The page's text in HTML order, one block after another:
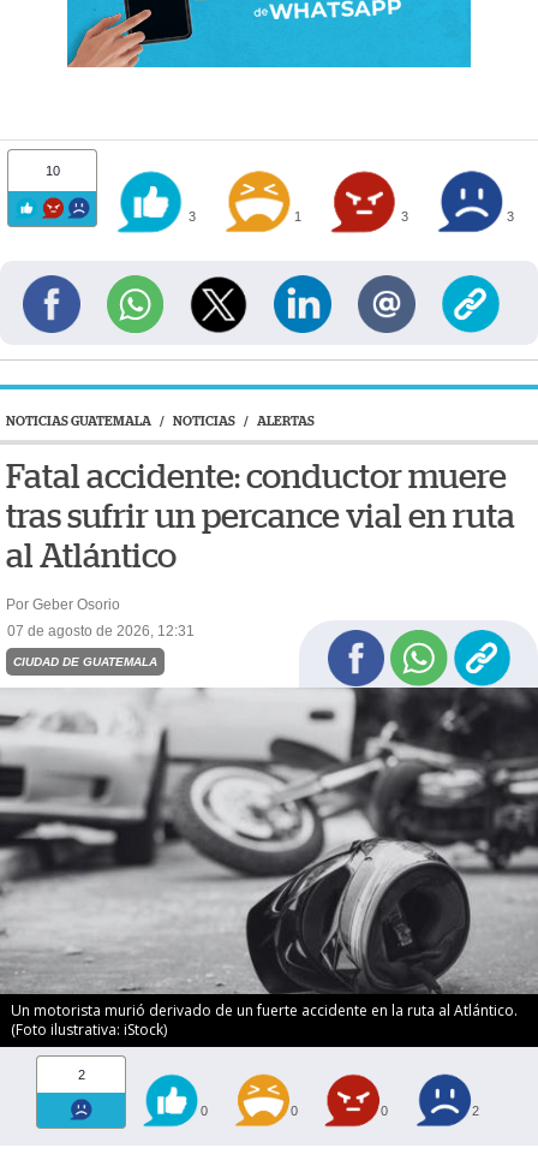
10
3 1 3 3
NOTICIAS GUATEMALA / NOTICIAS / ALERTAS
Fatal accidente: conductor muere
tras sufrir un percance vial en ruta
al Atlántico
Por Geber Osorio
07 de agosto de 2026, 12:31
CIUDAD DE GUATEMALA
Un motorista murió derivado de un fuerte accidente en la ruta al Atlántico.
(Foto ilustrativa: iStock)
2
0 0 0 2